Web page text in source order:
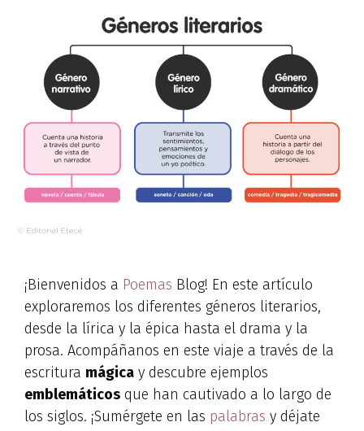
¡Bienvenidos a Poemas Blog! En este artículo
exploraremos los diferentes géneros literarios,
desde la lírica y la épica hasta el drama y la
prosa. Acompáñanos en este viaje a través de la
escritura mágica y descubre ejemplos
emblemáticos que han cautivado a lo largo de
los siglos. ¡Sumérgete en las palabras y déjate